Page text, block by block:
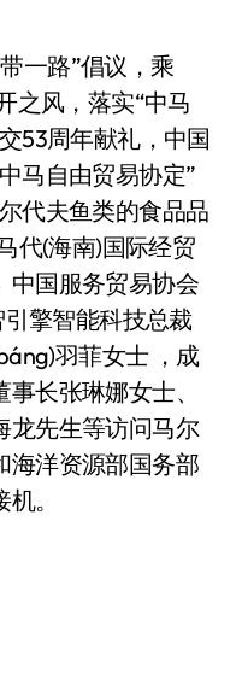
之风，落实“中马
53周年献礼，中国
马自由贸易协定”
代夫鱼类的食品品
代(海南)国际经贸
中国服务贸易协会
擎智能科技总裁
羽菲女士 ，成
长张琳娜女士、
龙先生等访问马尔
海洋资源部国务部
。